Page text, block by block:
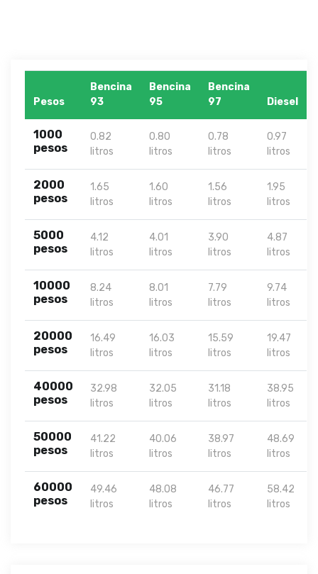
Pesos
Bencina
93
Bencina
95
Bencina
97
Diesel
1000
pesos
0.82
litros
0.80
litros
0.78
litros
0.97
litros
2000
pesos
1.65
litros
1.60
litros
1.56
litros
1.95
litros
5000
pesos
4.12
litros
4.01
litros
3.90
litros
4.87
litros
10000
pesos
8.24
litros
8.01
litros
7.79
litros
9.74
litros
20000
pesos
16.49
litros
16.03
litros
15.59
litros
19.47
litros
40000
pesos
32.98
litros
32.05
litros
31.18
litros
38.95
litros
50000
pesos
41.22
litros
40.06
litros
38.97
litros
48.69
litros
60000
pesos
49.46
litros
48.08
litros
46.77
litros
58.42
litros